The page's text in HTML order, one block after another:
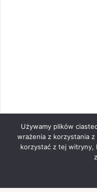
Używamy plików
wrażenia z korzystania
korzystać z tej witryny,